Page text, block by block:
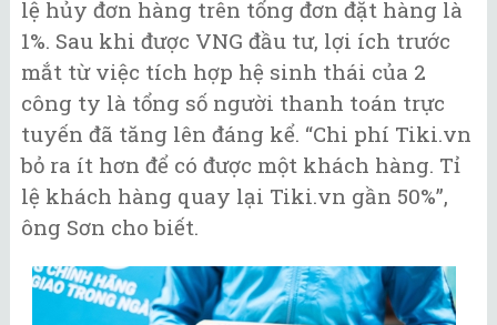
lệ hủy đơn hàng trên tổng đơn đặt hàng là
1%. Sau khi được VNG đầu tư, lợi ích trước
mắt từ việc tích hợp hệ sinh thái của 2
công ty là tổng số người thanh toán trực
tuyến đã tăng lên đáng kể. “Chi phí Tiki.vn
bỏ ra ít hơn để có được một khách hàng. Tỉ
lệ khách hàng quay lại Tiki.vn gần 50%”,
ông Sơn cho biết.